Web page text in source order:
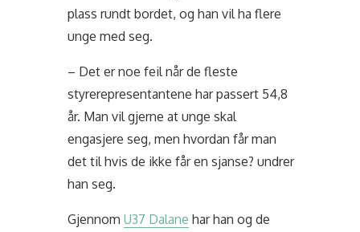
plass rundt bordet, og han vil ha flere
unge med seg.
– Det er noe feil når de fleste
styrerepresentantene har passert 54,8
år. Man vil gjerne at unge skal
engasjere seg, men hvordan får man
det til hvis de ikke får en sjanse? undrer
han seg.
GjennomU37 Dalane har han og de